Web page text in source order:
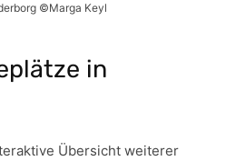
©Marga Keyl
in
Übersicht weiterer